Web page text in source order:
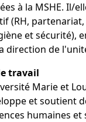
à la MSHE. Il/
(RH, partenariat,
et sécurité),
direction de
travail
Marie et
et soutient
humaines et